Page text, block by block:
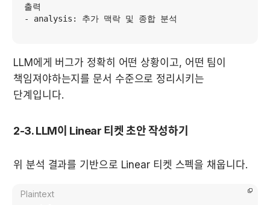
출력
- analysis: 추가 맥락 및 종합 분석
LLM에게 버그가 정확히 어떤 상황이고, 어떤 팀이
책임져야하는지를 문서 수준으로 정리시키는
단계입니다.
2-3. LLM이 Linear 티켓 초안 작성하기
위 분석 결과를 기반으로 Linear 티켓 스펙을 채웁니다.
Plaintext